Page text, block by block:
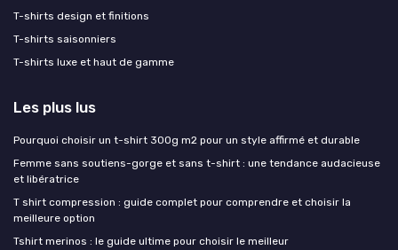
T-shirts design et finitions
T-shirts saisonniers
T-shirts luxe et haut de gamme
Les plus lus
Pourquoi choisir un t-shirt 300g m2 pour un style affirmé et durable
Femme sans soutiens-gorge et sans t-shirt : une tendance audacieuse
et libératrice
T shirt compression : guide complet pour comprendre et choisir la
meilleure option
Tshirt merinos : le guide ultime pour choisir le meilleur